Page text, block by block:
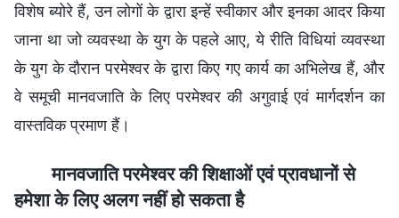
विशेष ब्योरे हैं, उन लोगों के द्वारा इन्हें स्वीकार और इनका आदर किया
जाना था जो व्यवस्था के युग के पहले आए, ये रीति विधियां व्यवस्था
के युग के दौरान परमेश्वर के द्वारा किए गए कार्य का अभिलेख हैं, और
वे समूची मानवजाति के लिए परमेश्वर की अगुवाई एवं मार्गदर्शन का
वास्तविक प्रमाण हैं।
मानवजाति परमेश्वर की शिक्षाओं एवं प्रावधानों से
हमेशा के लिए अलग नहीं हो सकता है